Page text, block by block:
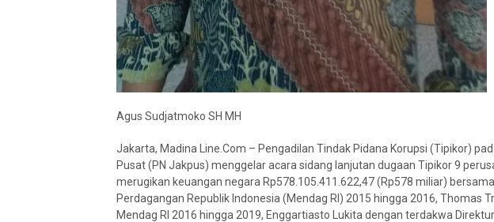
Agus Sudjatmoko SH MH
Jakarta, Madina Line.Com – Pengadilan Tindak Pidana Korupsi (Tipikor)
Pusat (PN Jakpus) menggelar acara sidang lanjutan dugaan Tipikor 9
merugikan keuangan negara Rp578.105.411.622,47 (Rp578 miliar)
Perdagangan Republik Indonesia (Mendag RI) 2015 hingga 2016, Thomas
Mendag RI 2016 hingga 2019, Enggartiasto Lukita dengan terdakwa